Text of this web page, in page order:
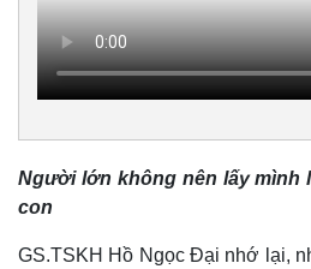
Pháp luật
Tin nóng
Người lớn không nên lấy mình
con
GS.TSKH Hồ Ngọc Đại nhớ lại,